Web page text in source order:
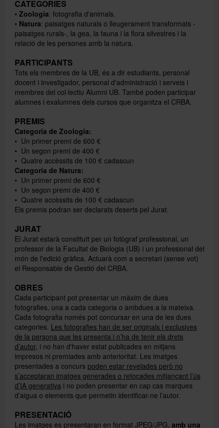
CATEGORIES
• Zoologia: fotografia d'animals.
• Natura: paisatges naturals o lleugerament transformats -
paisatges rurals-, la gea, la fauna i la flora silvestres i la
relació de les persones amb la natura.
PARTICIPANTS
Tots els membres de la UB, és a dir estudiants, personal
docent i investigador, personal d'administració i serveis i
membres del col·lectiu Alumni UB. També poden participar
alumnes i exalumnes dels cursos que organitza el CRBA.
PREMIS
Categoria de Zoologia:
• Un primer premi de 600 €
• Un segon premi de 400 €
• Quatre accèssits de 100 € cadascun
Categoria de Natura:
• Un primer premi de 600 €
• Un segon premi de 400 €
• Quatre accèssits de 100 € cadascun
Els premis podran ser declarats deserts pel Jurat.
JURAT
El Jurat estarà constituït per un fotògraf professional, un
professor de la Facultat de Biologia (UB) i un professional del
món de l'edició gràfica. Actuarà com a secretari (sense vot)
el Responsable de Gestió del CRBA.
OBRES
Cada participant pot presentar un màxim de dues
fotografies, una a cada categoria o ambdues a la mateixa.
Cada fotografia només pot concursar en una de les dues
categories. Les fotografies han de ser originals i exclusives
de la persona que les presenta i n’ha de tenir els drets
d’autor, i no han d'haver estat publicades en mitjans
impresos ni premiades amb anterioritat. Les imatges
presentades a concurs poden estar revelades però no
s’acceptaran imatges generades o retocades mitjançant l’ús
d’IA generativa i no poden presentar en cap cas marques
d’aigua o elements que permetin identificar-ne l’autor.
PRESENTACIÓ
Les imatges es presentaran en format JPEG/JPG, amb una